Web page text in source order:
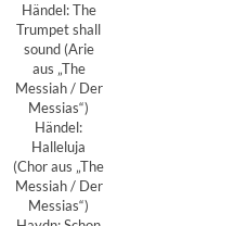
Händel: The
Trumpet shall
sound (Arie
aus „The
Messiah / Der
Messias“)
Händel:
Halleluja
(Chor aus „The
Messiah / Der
Messias“)